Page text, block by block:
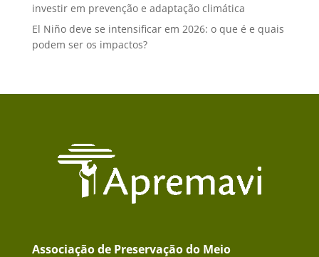
investir em prevenção e adaptação climática
El Niño deve se intensificar em 2026: o que é e quais
podem ser os impactos?
Associação de Preservação do Meio